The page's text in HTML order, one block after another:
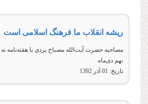
ریشه انقلاب ما فرهنگ اسلامی است
مصاحبه حضرت آیت‌الله مصباح یزدی با هفته‌نامه
نهم دی‌ماه
تاریخ: 01 آذر 1392